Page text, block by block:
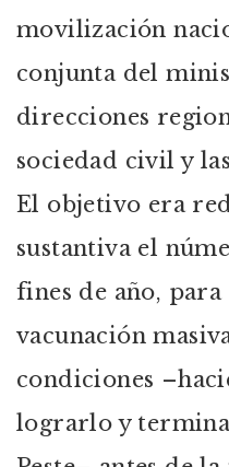
movilización
conjunta del
direcciones
sociedad civil y
El objetivo era
sustantiva el
fines de año,
vacunación
condiciones
lograrlo y